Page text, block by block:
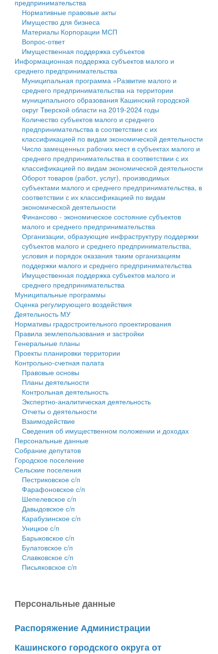
Государственные услуги
Промышленность и АПК
Экономика и бизнес
...
Символика
Устав
Гостям округа
Туризм
Культура
Образование
Здравоохранение
Социальная защита
Фотоальбом
муниципального округа Тверской области
Администрация Кашинского муниципального округа
Тверской области
Управление сельскими территориями
Открытые данные
Работа с обращениями граждан
Муниципальный контроль
Муниципальные услуги
Проекты административных регламентов
Антимонопольный комплаенс
Противодействие коррупции
Финансовое управление
Бюджет для граждан
Имущество
Выявление правообладателей ранее учтенных
объектов недвижимости
Имущественная поддержка субъектов малого и
среднего предпринимательства
Информационная поддержка субъектов малого и
среднего предпринимательства
Муниципальные программы
Контрольно-счетная палата
Персональные данные
Оценка регулирующего воздействия
Деятельность МУ
Нормативы градостроительного проектирования
Правила землепользования и застройки
Генеральные планы
Проекты планировки территории
Собрание депутатов
Городское поселение
Сельские поселения
предпринимательства
Нормативные правовые акты
Имущество для бизнеса
Материалы Корпорации МСП
Вопрос-ответ
Имущественная поддержка субъектов
Информационная поддержка субъектов малого и
среднего предпринимательства
Муниципальная программа «Развитие малого и
среднего предпринимательства на территории
муниципального образования Кашинский городской
округ Тверской области на 2019-2024 годы
Количество субъектов малого и среднего
предпринимательства в соответствии с их
классификацией по видам экономической деятельности
Число замещенных рабочих мест в субъектах малого и
среднего предпринимательства в соответствии с их
классификацией по видам экономической деятельности
Оборот товаров (работ, услуг), производимых
субъектами малого и среднего предпринимательства, в
соответствии с их классификацией по видам
экономической деятельности
Финансово - экономическое состояние субъектов
малого и среднего предпринимательства
Организации, образующие инфраструктуру поддержки
субъектов малого и среднего предпринимательства,
условия и порядок оказания таким организациям
поддержки малого и среднего предпринимательства
Имущественная поддержка субъектов малого и
среднего предпринимательства
Муниципальные программы
Оценка регулирующего воздействия
Деятельность МУ
Нормативы градостроительного проектирования
Правила землепользования и застройки
Генеральные планы
Проекты планировки территории
Контрольно-счетная палата
Правовые основы
Планы деятельности
Контрольная деятельность
Экспертно-аналитическая деятельность
Отчеты о деятельности
Взаимодействие
Сведения об имущественном положении и доходах
Персональные данные
Собрание депутатов
Городское поселение
Сельские поселения
Пестриковское с/п
Фарафоновское с/п
Шепелевское с/п
Давыдовское с/п
Карабузинское с/п
Уницкое с/п
Барыковское с/п
Булатовское с/п
Славковское с/п
Письяковское с/п
Персональные данные
Распоряжение Администрации
Кашинского городского округа от